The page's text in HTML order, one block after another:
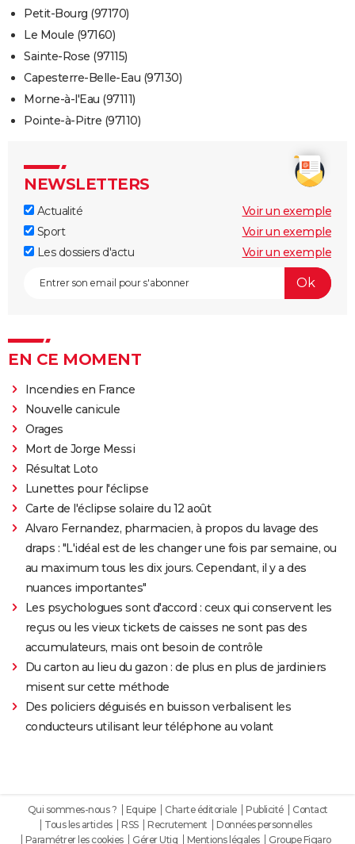
Petit-Bourg (97170)
Le Moule (97160)
Sainte-Rose (97115)
Capesterre-Belle-Eau (97130)
Morne-à-l'Eau (97111)
Pointe-à-Pitre (97110)
NEWSLETTERS
Actualité
Voir un exemple
Sport
Voir un exemple
Les dossiers d'actu
Voir un exemple
EN CE MOMENT
Incendies en France
Nouvelle canicule
Orages
Mort de Jorge Messi
Résultat Loto
Lunettes pour l'éclipse
Carte de l'éclipse solaire du 12 août
Alvaro Fernandez, pharmacien, à propos du lavage des
draps : "L'idéal est de les changer une fois par semaine, ou
au maximum tous les dix jours. Cependant, il y a des
nuances importantes"
Les psychologues sont d'accord : ceux qui conservent les
reçus ou les vieux tickets de caisses ne sont pas des
accumulateurs, mais ont besoin de contrôle
Du carton au lieu du gazon : de plus en plus de jardiniers
misent sur cette méthode
Des policiers déguisés en buisson verbalisent les
conducteurs utilisant leur téléphone au volant
Qui sommes-nous ? Equipe Charte éditoriale Publicité
Contact
Tous les articles
RSS Recrutement
Données personnelles
Paramétrer les cookies
Gérer Utiq Mentions légales Groupe Figaro